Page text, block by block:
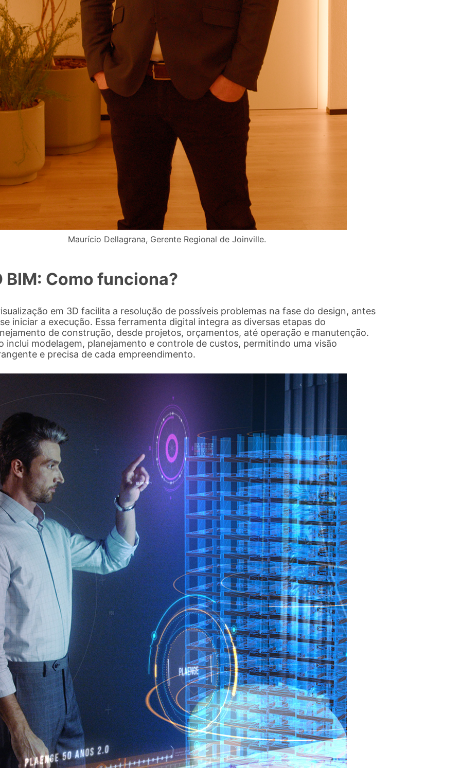
Maurício Dellagrana, Gerente Regional de Joinville.
BIM: Como funciona?
em 3D facilita a resolução de possíveis problemas na fase do design, antes
iniciar a execução. Essa ferramenta digital integra as diversas etapas do
de construção, desde projetos, orçamentos, até operação e manutenção.
inclui modelagem, planejamento e controle de custos, permitindo uma visão
e precisa de cada empreendimento.